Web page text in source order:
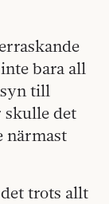
bara all
till
skulle det
närmast
trots allt